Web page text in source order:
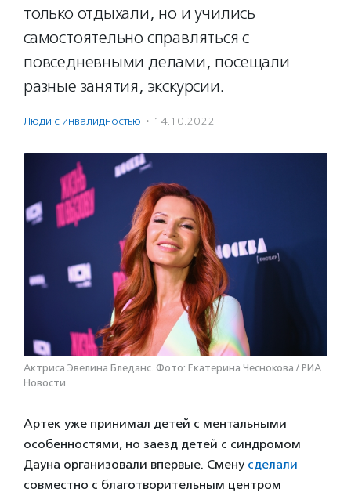
только отдыхали, но и учились
самостоятельно справляться с
повседневными делами, посещали
разные занятия, экскурсии.
Люди с инвалидностью · 14.10.2022
Актриса Эвелина Бледанс. Фото: Екатерина Чеснокова / РИА
Новости
Артек уже принимал детей с ментальными
особенностями, но заезд детей с синдромом
Дауна организовали впервые. Смену сделали
совместно с благотворительным центром